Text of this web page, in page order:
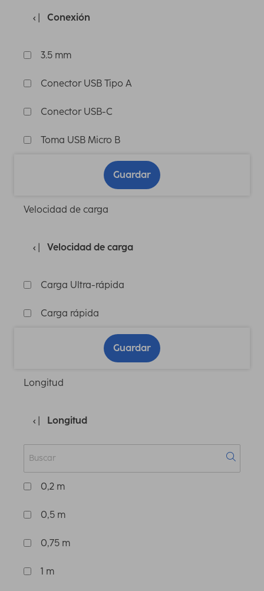
Conexión
3.5 mm
Conector USB Tipo A
Conector USB-C
Toma USB Micro B
Guardar
Velocidad de carga
Velocidad de carga
Carga Ultra-rápida
Carga rápida
Guardar
Longitud
Longitud
0,2 m
0,5 m
0,75 m
1 m